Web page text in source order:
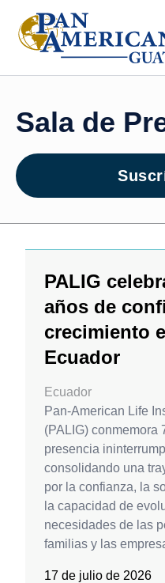
Sala de
PALIG
años de
crecimiento
Ecuador
Ecuador
Pan-American Life
(PALIG) conmemora
presencia
consolidando una
por la confianza, la
la capacidad de
necesidades de las
familias y las
17 de julio de 2026